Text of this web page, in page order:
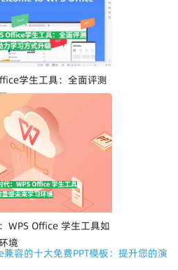
学生工具：全面评测
WPS Office 学生工具如
境
兼容的十大免费PPT模板：提升您的演